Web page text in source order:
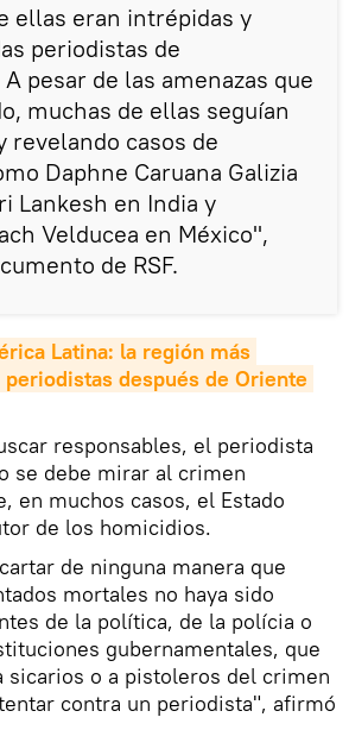
ellas eran intrépidas y
periodistas de
pesar de las amenazas que
muchas de ellas seguían
revelando casos de
Daphne Caruana Galizia
Lankesh en India y
Velducea en México",
de RSF.
Latina: la región más
después de Oriente
responsables, el periodista
se debe mirar al crimen
en muchos casos, el Estado
de los homicidios.
de ninguna manera que
mortales no haya sido
de la política, de la polícia o
gubernamentales, que
sicarios o a pistoleros del crimen
contra un periodista", afirmó